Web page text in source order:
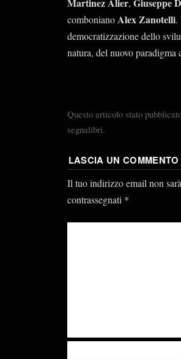
,
combonianoAlex Zanotelli.
democratizzazione dello
natura, del nuovo paradigma
Questo articolo stato
segnalibri.
LASCIA UN COMMENTO
Il tuo indirizzo email non
contrassegnati *